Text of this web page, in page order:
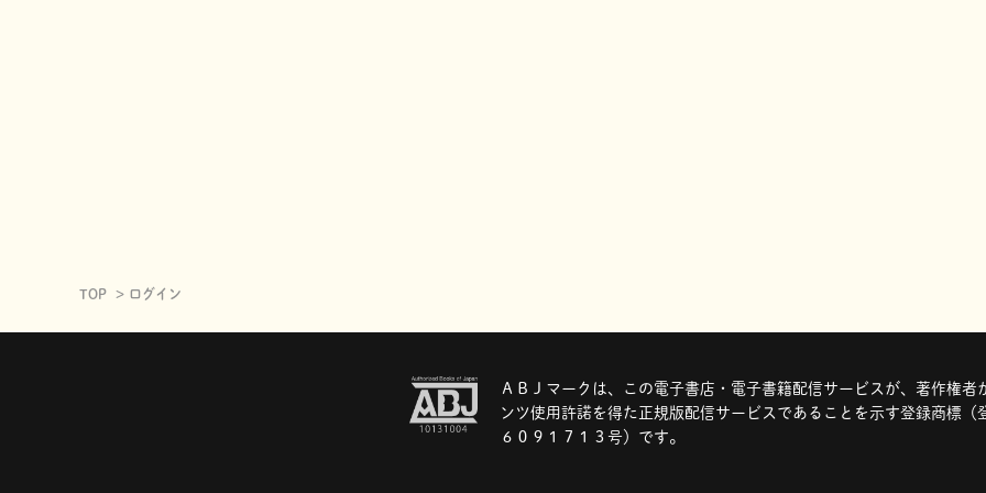
TOP ログイン
ＡＢＪマークは、この電子書店・電子書籍配信サービスが、著作権者
ンツ使用許諾を得た正規版配信サービスであることを示す登録商標（
６０９１７１３号）です。